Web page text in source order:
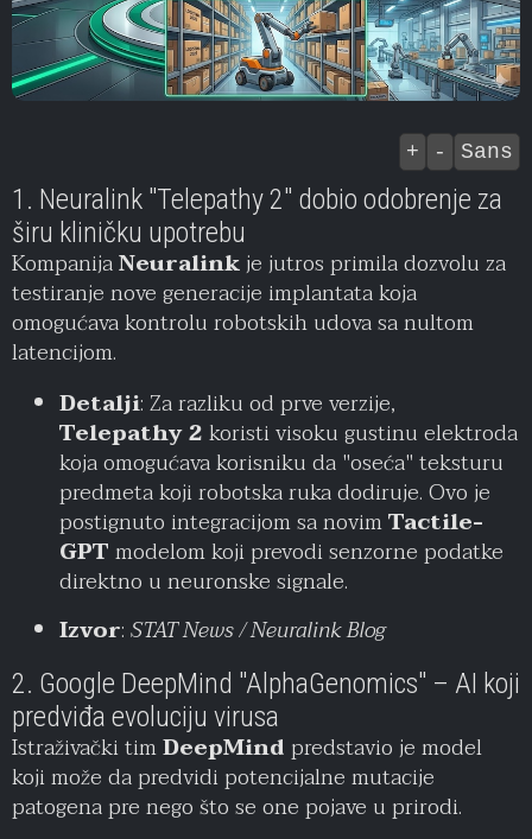
+ - Sans
1. Neuralink "Telepathy 2" dobio odobrenje za
širu kliničku upotrebu
KompanijaNeuralinkje jutros primila dozvolu za
testiranje nove generacije implantata koja
omogućava kontrolu robotskih udova sa nultom
latencijom.
Detalji: Za razliku od prve verzije,
Telepathy 2koristi visoku gustinu elektroda
koja omogućava korisniku da "oseća" teksturu
predmeta koji robotska ruka dodiruje. Ovo je
postignuto integracijom sa novimTactile-
GPTmodelom koji prevodi senzorne podatke
direktno u neuronske signale.
Izvor:STAT News / Neuralink Blog
2. Google DeepMind "AlphaGenomics" – AI koji
predviđa evoluciju virusa
Istraživački timDeepMindpredstavio je model
koji može da predvidi potencijalne mutacije
patogena pre nego što se one pojave u prirodi.